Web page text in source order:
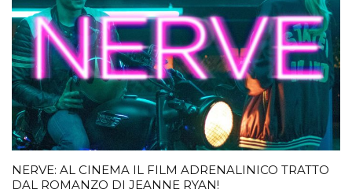
NERVE: AL CINEMA IL FILM ADRENALINICO TRATTO
DAL ROMANZO DI JEANNE RYAN!